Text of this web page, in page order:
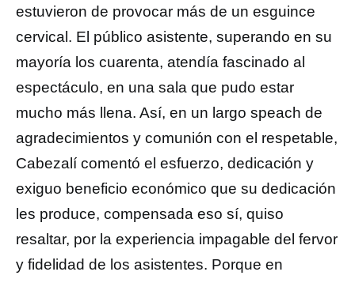
estuvieron de provocar más de un esguince
cervical. El público asistente, superando en su
mayoría los cuarenta, atendía fascinado al
espectáculo, en una sala que pudo estar
mucho más llena. Así, en un largo speach de
agradecimientos y comunión con el respetable,
Cabezalí comentó el esfuerzo, dedicación y
exiguo beneficio económico que su dedicación
les produce, compensada eso sí, quiso
resaltar, por la experiencia impagable del fervor
y fidelidad de los asistentes. Porque en